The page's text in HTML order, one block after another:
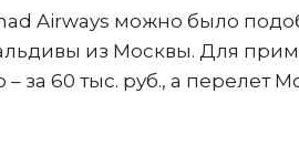
Airways можно было
из Москвы. Для
за 60 тыс. руб., а перелет